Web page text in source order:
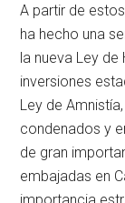
A partir de
ha hecho una
la nueva Ley de
inversiones
Ley de
condenados y
de gran
embajadas en